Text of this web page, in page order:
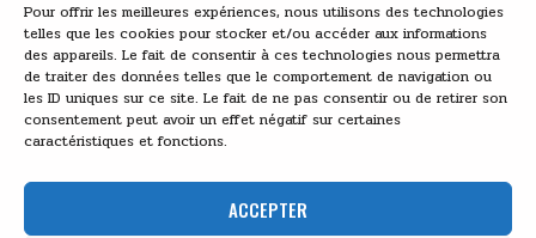
Pour offrir les meilleures expériences, nous utilisons des technologies
telles que les cookies pour stocker et/ou accéder aux informations
des appareils. Le fait de consentir à ces technologies nous permettra
de traiter des données telles que le comportement de navigation ou
les ID uniques sur ce site. Le fait de ne pas consentir ou de retirer son
consentement peut avoir un effet négatif sur certaines
caractéristiques et fonctions.
ACCEPTER